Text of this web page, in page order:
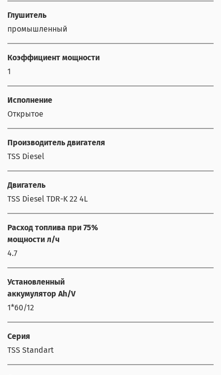
Глушитель
промышленный
Коэффициент мощности
1
Исполнение
Открытое
Производитель двигателя
TSS Diesel
Двигатель
TSS Diesel TDR-K 22 4L
Расход топлива при 75%
мощности л/ч
4.7
Установленный
аккумулятор Ah/V
1*60/12
Серия
TSS Standart